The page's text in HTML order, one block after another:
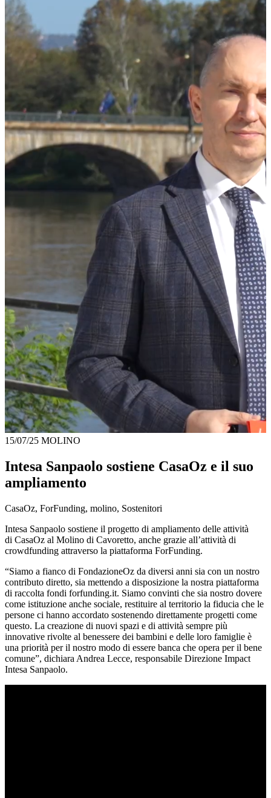
15/07/25 MOLINO
Intesa Sanpaolo sostiene CasaOz e il suo
ampliamento
CasaOz, ForFunding, molino, Sostenitori
Intesa Sanpaolo sostiene il progetto di ampliamento delle attività
di CasaOz al Molino di Cavoretto, anche grazie all’attività di
crowdfunding attraverso la piattaforma ForFunding.
“Siamo a fianco di FondazioneOz da diversi anni sia con un nostro
contributo diretto, sia mettendo a disposizione la nostra piattaforma
di raccolta fondi forfunding.it. Siamo convinti che sia nostro dovere
come istituzione anche sociale, restituire al territorio la fiducia che le
persone ci hanno accordato sostenendo direttamente progetti come
questo. La creazione di nuovi spazi e di attività sempre più
innovative rivolte al benessere dei bambini e delle loro famiglie è
una priorità per il nostro modo di essere banca che opera per il bene
comune”, dichiara Andrea Lecce, responsabile Direzione Impact
Intesa Sanpaolo.